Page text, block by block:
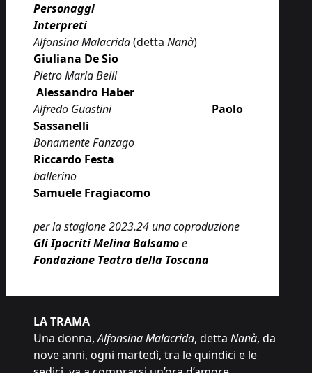
Personaggi
Interpreti
Alfonsina Malacrida(detta Nanà)
Giuliana De Sio
Pietro Maria Belli
Alessandro Haber
Alfredo Guastini
Paolo
Sassanelli
Bonamente Fanzago
Riccardo Festa
ballerino
Samuele Fragiacomo
per la stagione 2023.24 una coproduzione
Gli Ipocriti Melina Balsamoe
Fondazione Teatro della Toscana
LA TRAMA
Una donna,Alfonsina Malacrida, detta Nanà, da
nove anni, ogni martedì, tra le quindici e le